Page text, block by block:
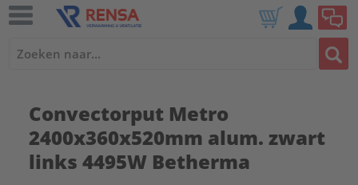
Convectorput Metro
2400x360x520mm alum. zwart
links 4495W Betherma